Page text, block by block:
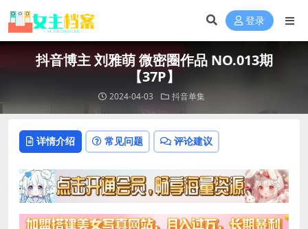
登录
抖音博主 刘雅萌 微密圈作品 NO.013期
【37P】
2024-04-03 抖音单集
详情介绍 常见问题 评论建议